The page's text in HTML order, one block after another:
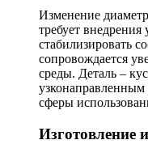
Изменение
требует внедрения
стабилизировать
сопровождается
среды. Деталь –
сферы
Изготовление